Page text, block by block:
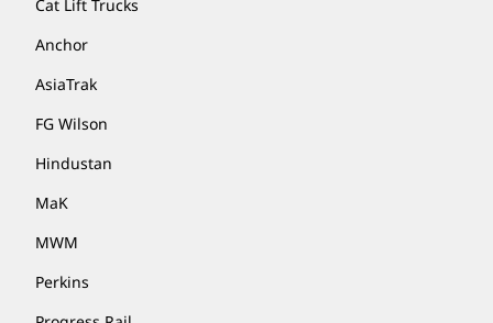
Cat Lift Trucks
Anchor
AsiaTrak
FG Wilson
Hindustan
MaK
MWM
Perkins